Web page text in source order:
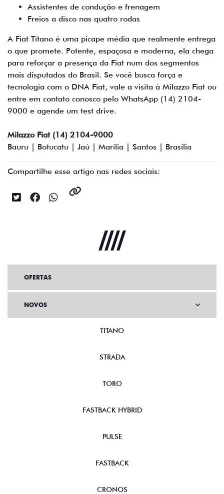
Assistentes de condução e frenagem
Freios a disco nas quatro rodas
A Fiat Titano é uma picape média que realmente entrega
o que promete. Potente, espaçosa e moderna, ela chega
para reforçar a presença da Fiat num dos segmentos
mais disputados do Brasil. Se você busca força e
tecnologia com o DNA Fiat, vale a visita à Milazzo Fiat ou
entre em contato conosco pelo WhatsApp (14) 2104-
9000 e agende um test drive.
Milazzo Fiat (14) 2104-9000
Bauru | Botucatu | Jaú | Marília | Santos | Brasília
Compartilhe esse artigo nas redes sociais:
OFERTAS
NOVOS
TITANO
STRADA
TORO
FASTBACK HYBRID
PULSE
FASTBACK
CRONOS